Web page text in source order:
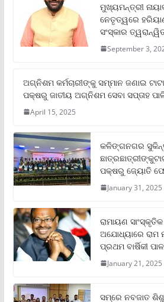
ମୁଖ୍ୟମନ୍ତ୍ରୀ
ନେତୃତ୍ୱରେ
ସଂସ୍କାର
September 3,
ଅଗ୍ନିଶମ କର୍ମଚାରୀଙ୍କୁ ସମ୍ମାନ ଜଣାଇ
ପକ୍ଷରୁ ଜାତୀୟ ଅଗ୍ନିଶମ ସେବା ସପ୍ତାହ
April 15, 2025
କଳିଙ୍ଗନଗର
ପକ୍ଷରୁ ଜ୍ୟୋତି
January 31, 2025
ରାମାୟଣ
ଅଯୋଧ୍ୟାରେ
ପ୍ରଥମ ବାର୍ଷିକୀ
January 21, 2025
ସମ୍‌ରେ ନବଜାତ